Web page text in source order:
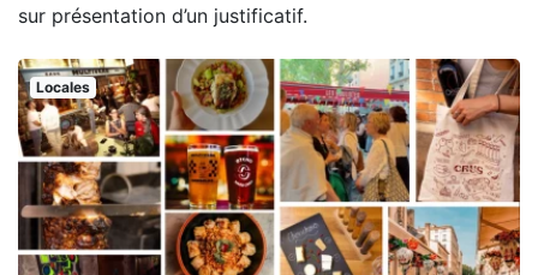
sur présentation d’un justificatif.
Locales